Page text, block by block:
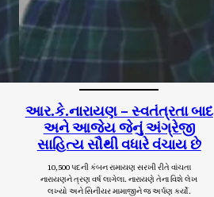
આર.કે.નારાયણ – સ્વતંત્રતા બાદ
અને આજેય જેનું અંગ્રેજી
સાહિત્ય સૌથી વધારે વંચાય છે
10,500 પદની કંબન રામાયણ સરખી રીતે વાંચતા
નારાયણને ત્રણ વર્ષ લાગેલા. નારાયણે તેના વિશે લેખ
લખ્યો અને સિનીયર મામાજીને જ અર્પણ કર્યો.